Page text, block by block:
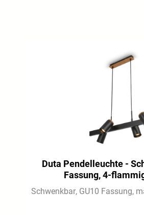
Duta Pendelleuchte -
Fassung, 4-
Schwenkbar GU10 Fassung